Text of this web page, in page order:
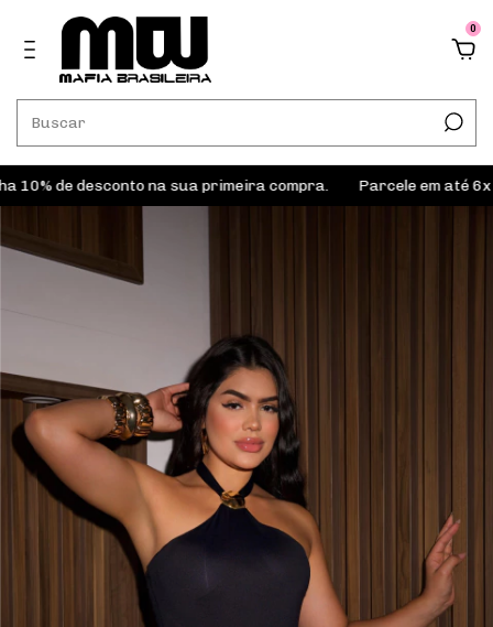
0
de desconto na sua primeira compra. Parcele em até 6x sem